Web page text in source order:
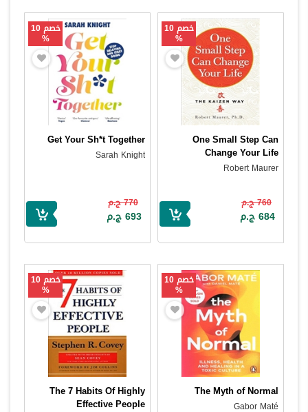
خصم 10
%
One Small Step Can
Change Your Life
Robert Maurer
760 ج.م
684 ج.م
خصم 10
%
Get Your Sh*t Together
Sarah Knight
770 ج.م
693 ج.م
خصم 10
%
The Myth of Normal
Gabor Maté
خصم 10
%
The 7 Habits Of Highly
Effective People